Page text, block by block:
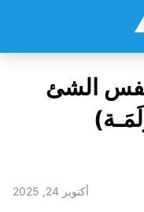
نَفس الشئ
أكتوبر 24, 2025